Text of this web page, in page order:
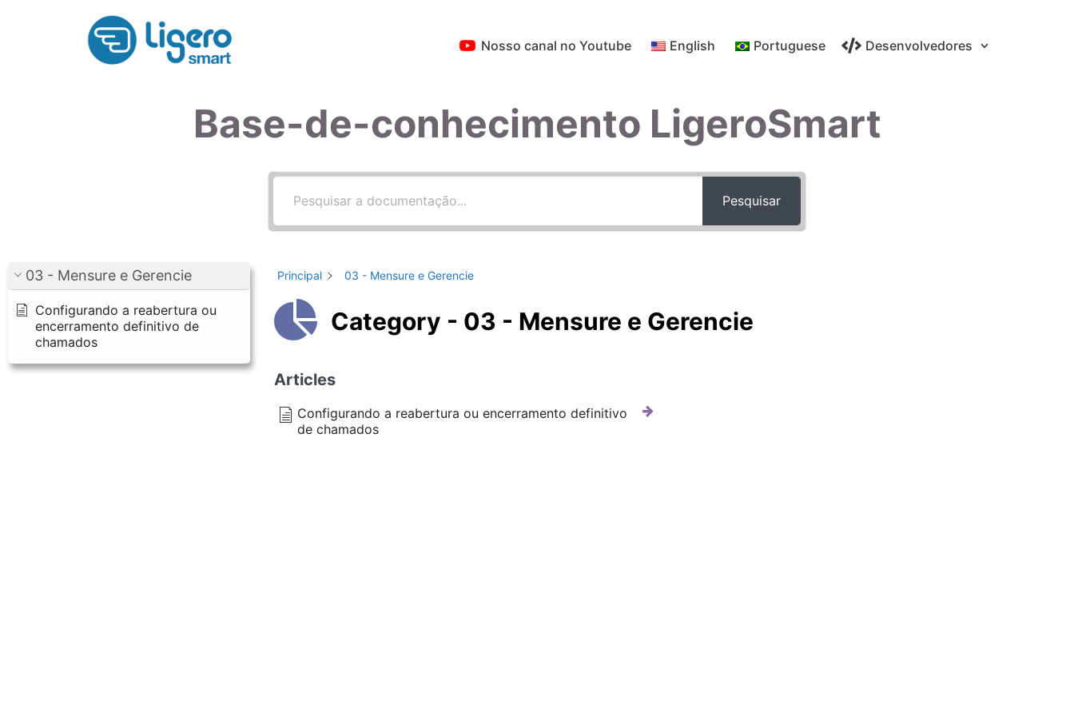
Nosso canal no Youtube English Portuguese Desenvolvedores
Base-de-conhecimento LigeroSmart
Pesquisar
03 - Mensure e Gerencie
Configurando a reabertura ou
encerramento definitivo de
chamados
Principal 03 - Mensure e Gerencie
Category - 03 - Mensure e Gerencie
Articles
Configurando a reabertura ou encerramento definitivo
de chamados